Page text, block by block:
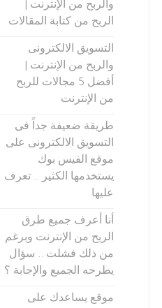
والربح من الإنترنت |
الربح من كتابة المقالات
التسويق الالكترونى
والربح من الإنترنت |
أفضل 5 مجالات للربح
من الإنترنت
طريقة ضعيفة جداً فى
التسويق الالكترونى على
موقع الفيس بوك
يستخدمها الكثير .. تعرف
عليها
أنا أعرف جميع طرق
الربح من الإنترنت وبرغم
من ذلك فشلت .. سؤال
يطرحه الجميع والإجابة ؟
موقع يساعدك على